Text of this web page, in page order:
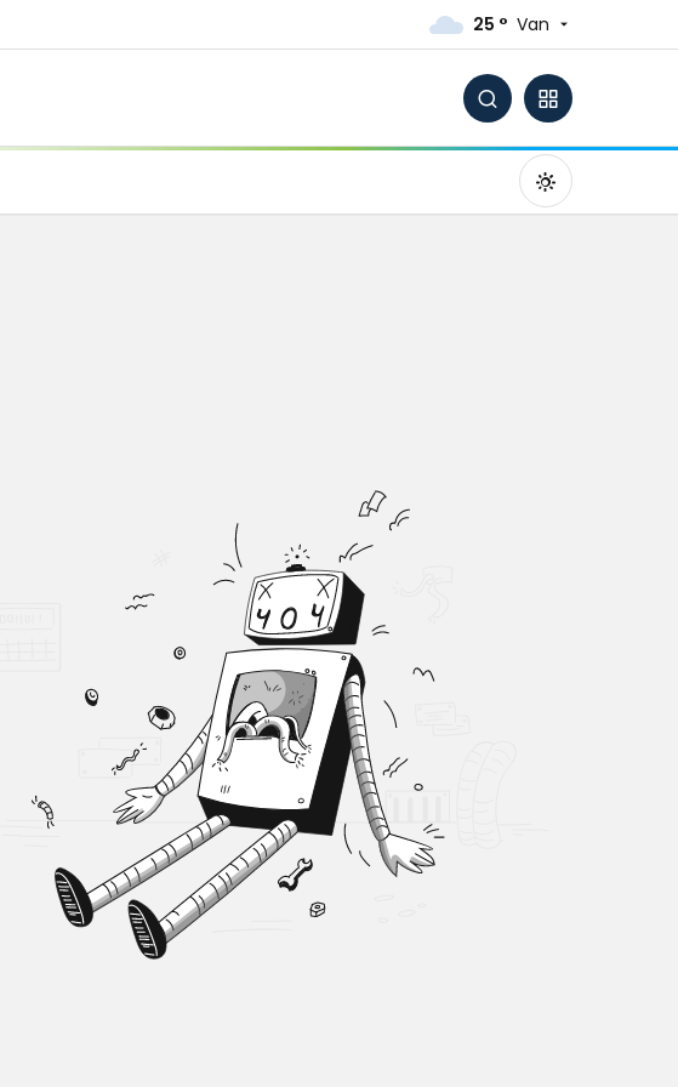
25 ° Van
Gece modunu seçin.
Sistem Modu
Sistem modunu seçin.